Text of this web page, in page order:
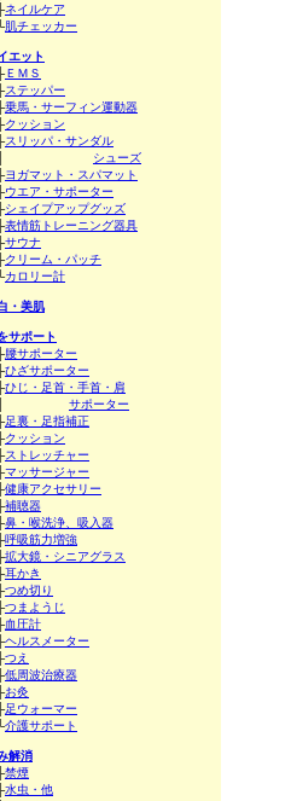
ネイルケア
肌チェッカー
エット
ＥＭＳ
ステッパー
乗馬・サーフィン運動器
クッション
スリッパ・サンダル
シューズ
ヨガマット・スパマット
ウエア・サポーター
シェイプアップグッズ
表情筋トレーニング器具
サウナ
クリーム・パッチ
カロリー計
・美肌
サポート
腰サポーター
ひざサポーター
ひじ・足首・手首・肩
サポーター
足裏・足指補正
クッション
ストレッチャー
マッサージャー
健康アクセサリー
補聴器
鼻・喉洗浄、吸入器
呼吸筋力増強
拡大鏡・シニアグラス
耳かき
つめ切り
つまようじ
血圧計
ヘルスメーター
つえ
低周波治療器
お灸
足ウォーマー
介護サポート
解消
禁煙
水虫・他